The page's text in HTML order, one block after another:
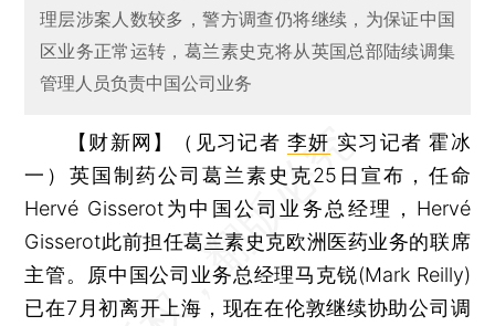
理层涉案人数较多，警方调查仍将继续，为保证中国
区业务正常运转，葛兰素史克将从英国总部陆续调集
管理人员负责中国公司业务
【财新网】（见习记者李妍 实习记者 霍冰
一） 英国制药公司葛兰素史克25日宣布，任命
Hervé Gisserot为中国公司业务总经理，Hervé
Gisserot此前担任葛兰素史克欧洲医药业务的联席
主管。原中国公司业务总经理马克锐(Mark Reilly)
已在7月初离开上海，现在在伦敦继续协助公司调